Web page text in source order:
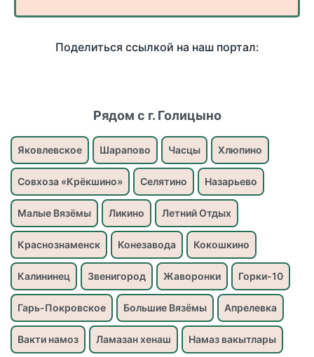
Поделиться ссылкой на наш портал:
Рядом с г. Голицыно
Яковлевское Шарапово Часцы Хлюпино
Совхоза «Крёкшино» Селятино Назарьево
Малые Вязёмы Ликино Летний Отдых
Краснознаменск Конезавода Кокошкино
Калининец Звенигород Жаворонки Горки-10
Гарь-Покровское Большие Вязёмы Апрелевка
Вакти намоз Ламазан хенаш Намаз вакытлары